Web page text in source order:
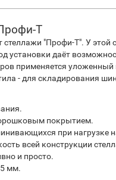
Т
"Профи-Т". У этой
даёт
применяется
- для складирования
покрытием.
при нагрузке
всей конструкции
и просто.
мм.